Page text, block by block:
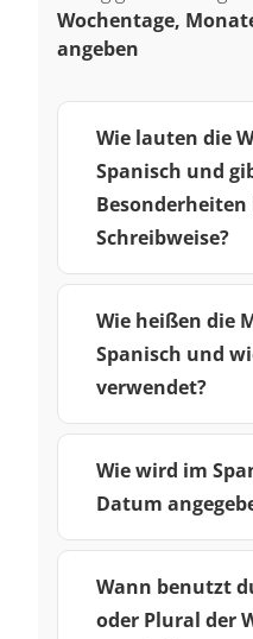
Wochentage,
angeben
Wie lauten die
Spanisch und
Besonderheiten
Schreibweise?
Wie heißen die
Spanisch und
verwendet?
Wie wird im
Datum
Wann benutzt
oder Plural der